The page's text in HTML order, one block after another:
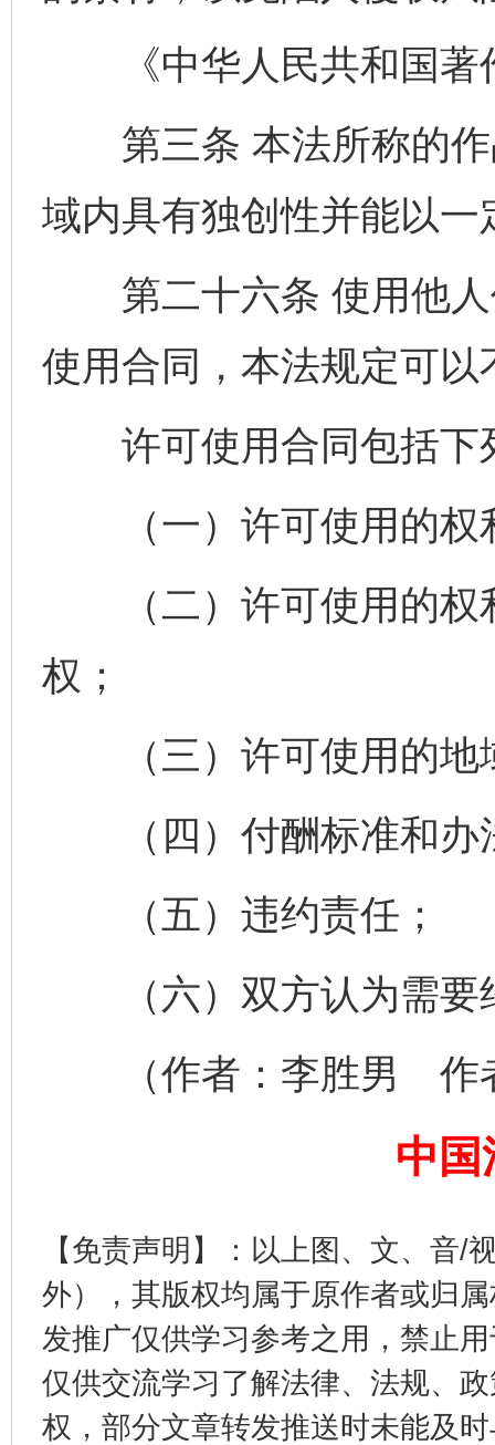
《中华人民共和国著
第三条 本法所称的作
域内具有独创性并能以
第二十六条 使用他人
使用合同，本法规定可
许可使用合同包括下
（一）许可使用的权
（二）许可使用的权
权；
（三）许可使用的地
（四）付酬标准和办
（五）违约责任；
（六）双方认为需要
（作者：李胜男 作者
中国
【免责声明】：以上图、文、音/
外），其版权均属于原作者或归
发推广仅供学习参考之用，禁止
仅供交流学习了解法律、法规、
权，部分文章转发推送时未能及
东山县通报“牛蛙产品抗生素超标问题” 法